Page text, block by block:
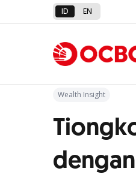
ID EN
Kembali ke
Wealth Insight